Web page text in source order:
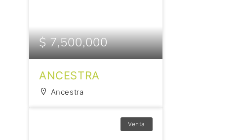
$ 7,500,000
ANCESTRA
Ancestra
Venta